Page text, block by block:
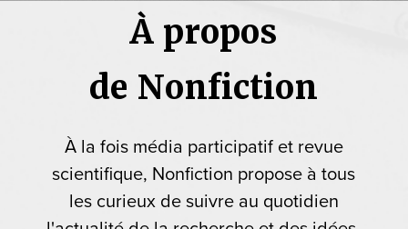
À propos
de Nonfiction
À la fois média participatif et revue
scientifique, Nonfiction propose à tous
les curieux de suivre au quotidien